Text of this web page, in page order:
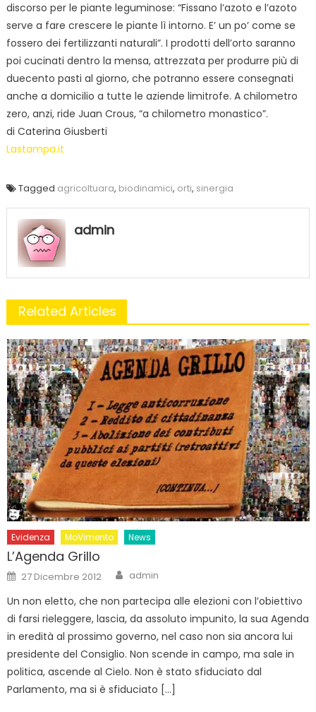
discorso per le piante leguminose: “Fissano l’azoto e l’azoto
serve a fare crescere le piante lì intorno. E’ un po’ come se
fossero dei fertilizzanti naturali”. I prodotti dell’orto saranno
poi cucinati dentro la mensa, attrezzata per produrre più di
duecento pasti al giorno, che potranno essere consegnati
anche a domicilio a tutte le aziende limitrofe. A chilometro
zero, anzi, ride Juan Crous, “a chilometro monastico”.
di Caterina Giusberti
Lastampa.it
Tagged agricoltuara, biodinamici, orti, sinergia
admin
Related Articles
Evidenza MoVimento News
L’Agenda Grillo
Posted
on
27 Dicembre 2012 Author
admin
Un non eletto, che non partecipa alle elezioni con l’obiettivo
di farsi rieleggere, lascia, da assoluto impunito, la sua Agenda
in eredità al prossimo governo, nel caso non sia ancora lui
presidente del Consiglio. Non scende in campo, ma sale in
politica, ascende al Cielo. Non è stato sfiduciato dal
Parlamento, ma si è sfiduciato […]